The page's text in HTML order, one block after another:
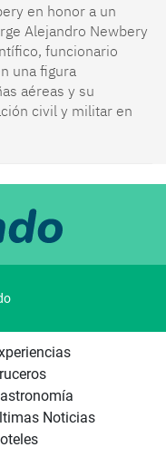
en honor a un
Alejandro Newbery
funcionario
una figura
aéreas y su
civil y militar en
Noticias